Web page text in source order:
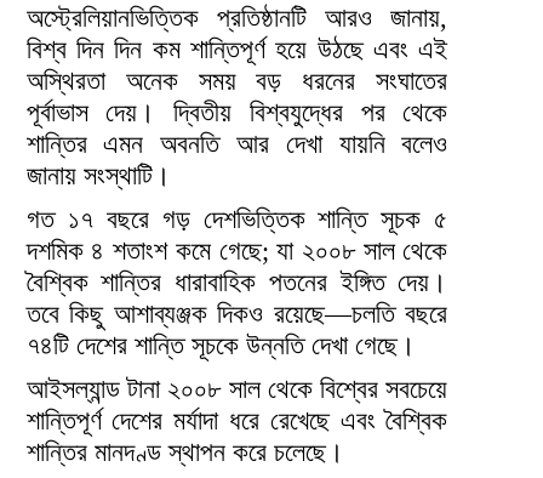
অস্ট্রেলিয়ানভিত্তিক প্রতিষ্ঠানটি আরও জানায়,
বিশ্ব দিন দিন কম শান্তিপূর্ণ হয়ে উঠছে এবং এই
অস্থিরতা অনেক সময় বড় ধরনের সংঘাতের
পূর্বাভাস দেয়। দ্বিতীয় বিশ্বযুদ্ধের পর থেকে
শান্তির এমন অবনতি আর দেখা যায়নি বলেও
জানায় সংস্থাটি।
গত ১৭ বছরে গড় দেশভিত্তিক শান্তি সূচক ৫
দশমিক ৪ শতাংশ কমে গেছে; যা ২০০৮ সাল থেকে
বৈশ্বিক শান্তির ধারাবাহিক পতনের ইঙ্গিত দেয়।
তবে কিছু আশাব্যঞ্জক দিকও রয়েছে—চলতি বছরে
৭৪টি দেশের শান্তি সূচকে উন্নতি দেখা গেছে।
আইসল্যান্ড টানা ২০০৮ সাল থেকে বিশ্বের সবচেয়ে
শান্তিপূর্ণ দেশের মর্যাদা ধরে রেখেছে এবং বৈশ্বিক
শান্তির মানদণ্ড স্থাপন করে চলেছে।